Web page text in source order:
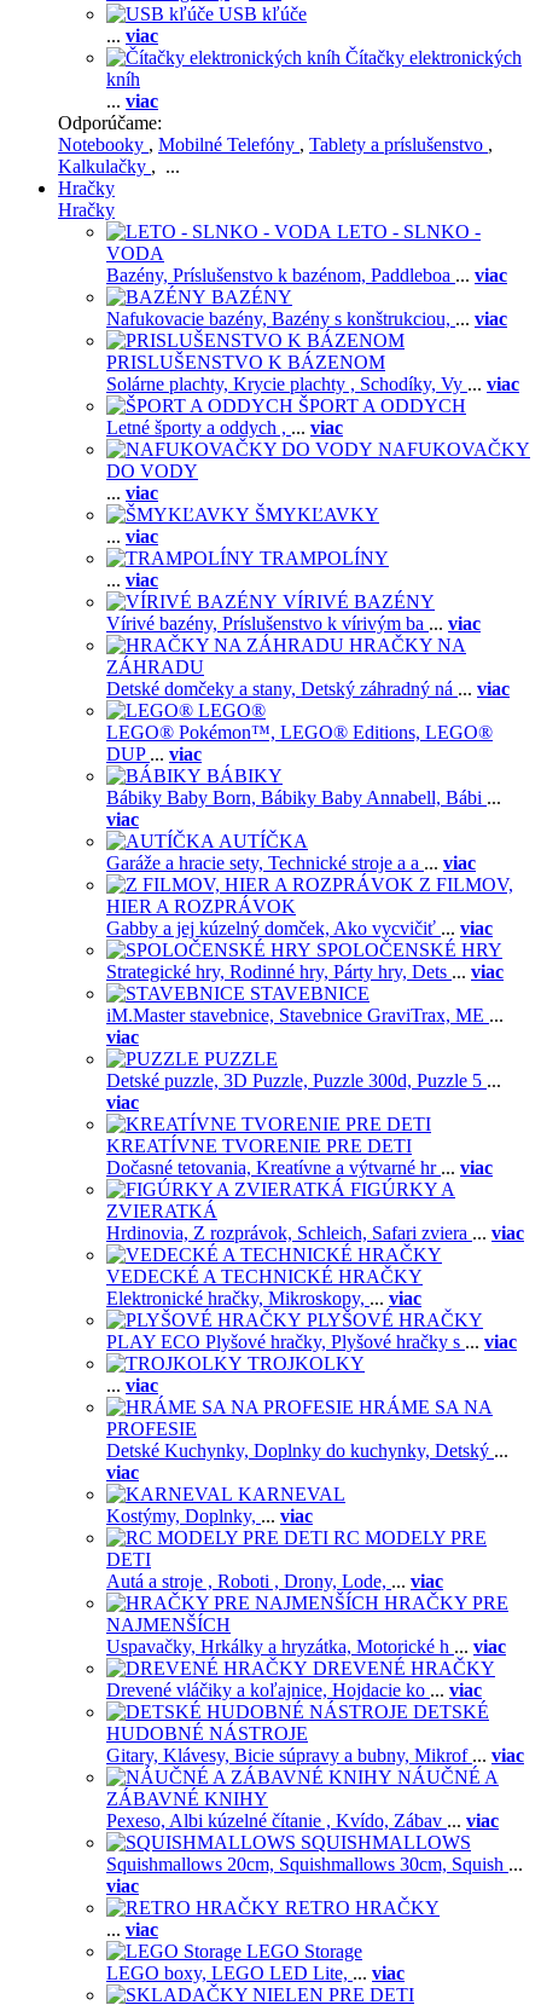
USB kľúče
... viac
Čítačky elektronických
kníh
... viac
Odporúčame:
Notebooky , Mobilné Telefóny , Tablety a príslušenstvo ,
Kalkulačky , ...
Hračky
Hračky
LETO - SLNKO -
VODA
Bazény, Príslušenstvo k bazénom, Paddleboa ... viac
BAZÉNY
Nafukovacie bazény, Bazény s konštrukciou, ... viac
PRISLUŠENSTVO K BÁZENOM
Solárne plachty, Krycie plachty , Schodíky, Vy ... viac
ŠPORT A ODDYCH
Letné športy a oddych , ... viac
NAFUKOVAČKY
DO VODY
... viac
ŠMYKĽAVKY
... viac
TRAMPOLÍNY
... viac
VÍRIVÉ BAZÉNY
Vírivé bazény, Príslušenstvo k vírivým ba ... viac
HRAČKY NA
ZÁHRADU
Detské domčeky a stany, Detský záhradný ná ... viac
LEGO®
LEGO® Pokémon™, LEGO® Editions, LEGO®
DUP ... viac
BÁBIKY
Bábiky Baby Born, Bábiky Baby Annabell, Bábi ...
viac
AUTÍČKA
Garáže a hracie sety, Technické stroje a a ... viac
Z FILMOV,
HIER A ROZPRÁVOK
Gabby a jej kúzelný domček, Ako vycvičiť ... viac
SPOLOČENSKÉ HRY
Strategické hry, Rodinné hry, Párty hry, Dets ... viac
STAVEBNICE
iM.Master stavebnice, Stavebnice GraviTrax, ME ...
viac
PUZZLE
Detské puzzle, 3D Puzzle, Puzzle 300d, Puzzle 5 ...
viac
KREATÍVNE TVORENIE PRE DETI
Dočasné tetovania, Kreatívne a výtvarné hr ... viac
FIGÚRKY A
ZVIERATKÁ
Hrdinovia, Z rozprávok, Schleich, Safari zviera ... viac
VEDECKÉ A TECHNICKÉ HRAČKY
Elektronické hračky, Mikroskopy, ... viac
PLYŠOVÉ HRAČKY
PLAY ECO Plyšové hračky, Plyšové hračky s ... viac
TROJKOLKY
... viac
HRÁME SA NA
PROFESIE
Detské Kuchynky, Doplnky do kuchynky, Detský ...
viac
KARNEVAL
Kostýmy, Doplnky, ... viac
RC MODELY PRE
DETI
Autá a stroje , Roboti , Drony, Lode, ... viac
HRAČKY PRE
NAJMENŠÍCH
Uspavačky, Hrkálky a hryzátka, Motorické h ... viac
DREVENÉ HRAČKY
Drevené vláčiky a koľajnice, Hojdacie ko ... viac
DETSKÉ
HUDOBNÉ NÁSTROJE
Gitary, Klávesy, Bicie súpravy a bubny, Mikrof ... viac
NÁUČNÉ A
ZÁBAVNÉ KNIHY
Pexeso, Albi kúzelné čítanie , Kvído, Zábav ... viac
SQUISHMALLOWS
Squishmallows 20cm, Squishmallows 30cm, Squish ...
viac
RETRO HRAČKY
... viac
LEGO Storage
LEGO boxy, LEGO LED Lite, ... viac